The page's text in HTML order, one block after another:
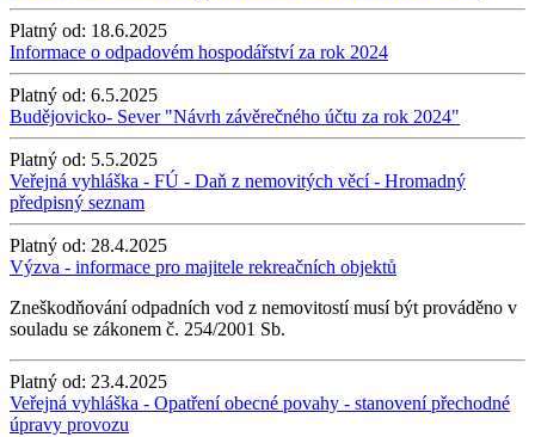
Platný od: 18.6.2025
Informace o odpadovém hospodářství za rok 2024
Platný od: 6.5.2025
Budějovicko- Sever "Návrh závěrečného účtu za rok 2024"
Platný od: 5.5.2025
Veřejná vyhláška - FÚ - Daň z nemovitých věcí - Hromadný
předpisný seznam
Platný od: 28.4.2025
Výzva - informace pro majitele rekreačních objektů
Zneškodňování odpadních vod z nemovitostí musí být prováděno v
souladu se zákonem č. 254/2001 Sb.
Platný od: 23.4.2025
Veřejná vyhláška - Opatření obecné povahy - stanovení přechodné
úpravy provozu